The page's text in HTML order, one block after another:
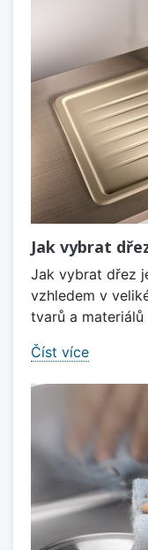
Jak vybrat
Jak vybrat dřez
vzhledem v
tvarů a materiálů
Číst více